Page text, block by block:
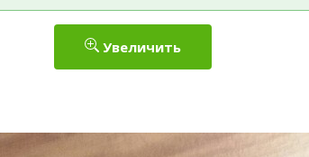
Увеличить